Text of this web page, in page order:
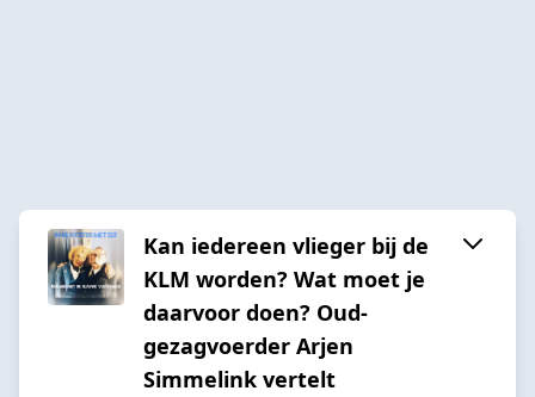
Kan iedereen vlieger bij de
KLM worden? Wat moet je
daarvoor doen? Oud-
gezagvoerder Arjen
Simmelink vertelt